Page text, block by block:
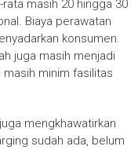
masih 20 hingga 30
Biaya perawatan
konsumen.
juga masih menjadi
masih minim fasilitas
mengkhawatirkan
sudah ada, belum